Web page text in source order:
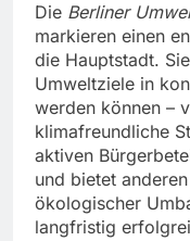
Die Berliner
markieren einen
die Hauptstadt.
Umweltziele in
werden können –
klimafreundliche
aktiven
und bietet
ökologischer
langfristig